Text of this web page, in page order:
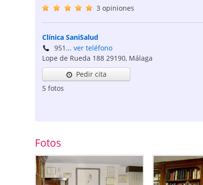
3 opiniones
Clínica SaniSalud
951... ver teléfono
Lope de Rueda 188 29190, Málaga
Pedir cita
5 fotos
Fotos